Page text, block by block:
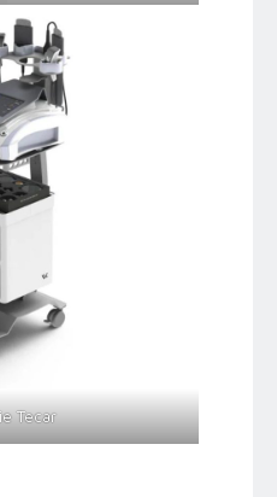
Tecar